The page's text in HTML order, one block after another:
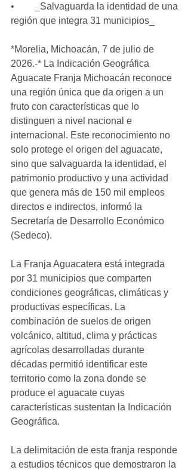
•	_Salvaguarda la identidad de una
región que integra 31 municipios_
*Morelia, Michoacán, 7 de julio de
2026.-* La Indicación Geográfica
Aguacate Franja Michoacán reconoce
una región única que da origen a un
fruto con características que lo
distinguen a nivel nacional e
internacional. Este reconocimiento no
solo protege el origen del aguacate,
sino que salvaguarda la identidad, el
patrimonio productivo y una actividad
que genera más de 150 mil empleos
directos e indirectos, informó la
Secretaría de Desarrollo Económico
(Sedeco).
La Franja Aguacatera está integrada
por 31 municipios que comparten
condiciones geográficas, climáticas y
productivas específicas. La
combinación de suelos de origen
volcánico, altitud, clima y prácticas
agrícolas desarrolladas durante
décadas permitió identificar este
territorio como la zona donde se
produce el aguacate cuyas
características sustentan la Indicación
Geográfica.
La delimitación de esta franja responde
a estudios técnicos que demostraron la